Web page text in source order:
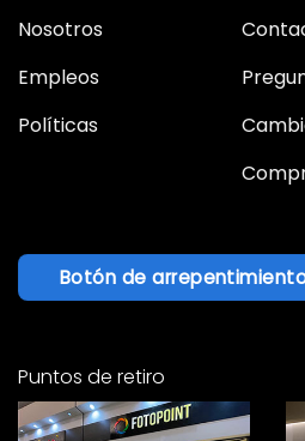
Nosotros
Empleos
Políticas
Botón de
Puntos de retiro